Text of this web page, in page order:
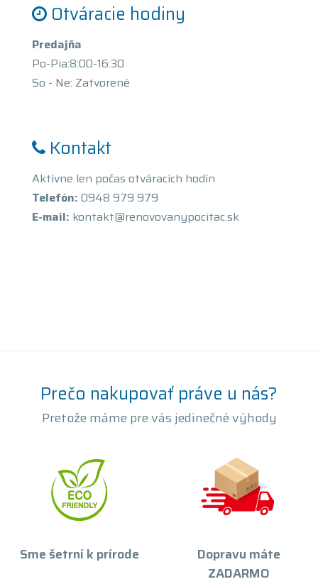
Otváracie hodiny
Predajňa
Po-Pia:8:00-16:30
So - Ne: Zatvorené
Kontakt
Aktívne len počas otváracích hodín
Telefón: 0948 979 979
E-mail: kontakt@renovovanypocitac.sk
Prečo nakupovať práve u nás?
Pretože máme pre vás jedinečné výhody
Sme šetrní k prírode
Dopravu máte
ZADARMO